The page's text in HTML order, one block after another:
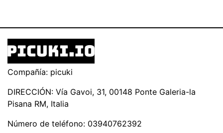
Compañía: picuki
DIRECCIÓN: Vía Gavoi, 31, 00148 Ponte Galeria-la
Pisana RM, Italia
Número de teléfono: 03940762392